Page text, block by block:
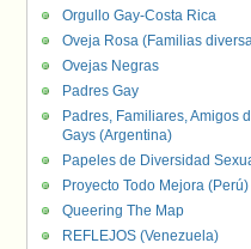
Orgullo Gay-Costa Rica
Oveja Rosa (Familias
Ovejas Negras
Padres Gay
Padres, Familiares, Amigos
Gays (Argentina)
Papeles de Diversidad
Proyecto Todo Mejora (Perú)
Queering The Map
REFLEJOS (Venezuela)